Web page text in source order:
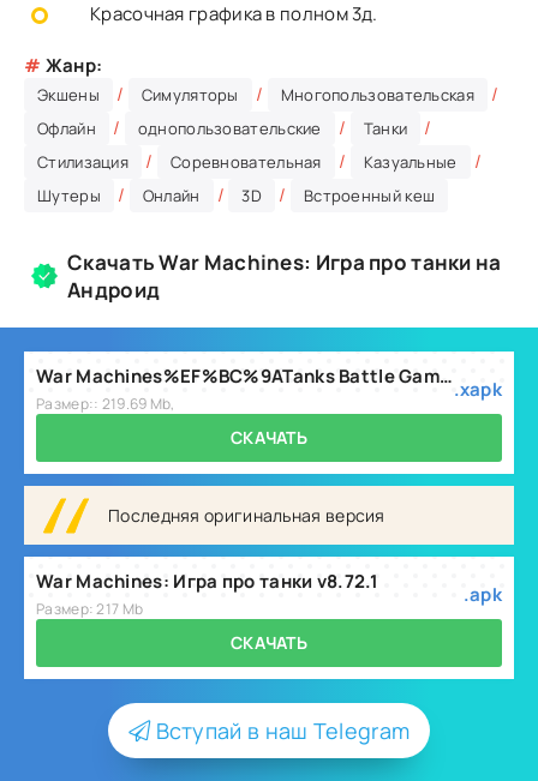
Красочная графика в полном 3д.
# Жанр:
Экшены / Симуляторы / Многопользовательская /
Офлайн / однопользовательские / Танки /
Стилизация / Соревновательная / Казуальные /
Шутеры / Онлайн / 3D / Встроенный кеш
Скачать War Machines: Игра про танки на
Андроид
War Machines%EF%BC%9ATanks Battle Game_8.70.4.xapk
Размер:: 219.69 Mb,
.xapk
СКАЧАТЬ
Последняя оригинальная версия
War Machines: Игра про танки v8.72.1
Размер: 217 Mb
.apk
СКАЧАТЬ
Вступай в наш Telegram